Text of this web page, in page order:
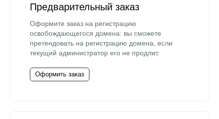
Предварительный заказ
Оформите заказ на регистрацию
освобождающегося домена: вы сможете
претендовать на регистрацию домена, если
текущий администратор его не продлит.
Оформить заказ